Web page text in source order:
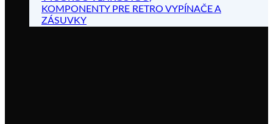
KOMPONENTY PRE RETRO VYPÍNAČE A
ZÁSUVKY